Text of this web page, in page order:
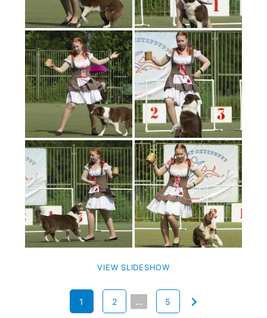
VIEW SLIDESHOW
1 2 ... 5